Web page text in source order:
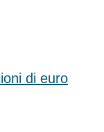
di euro